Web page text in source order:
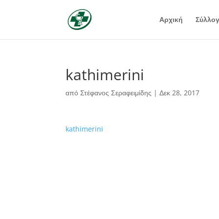
Αρχική
kathimerini
απόΣτέφανος Σεραφειμίδης |Δεκ 28, 2017
kathimerini